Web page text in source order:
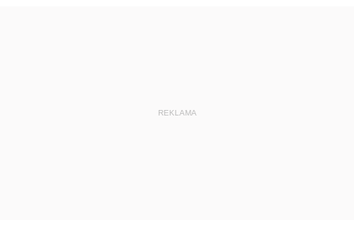
REKLAMA